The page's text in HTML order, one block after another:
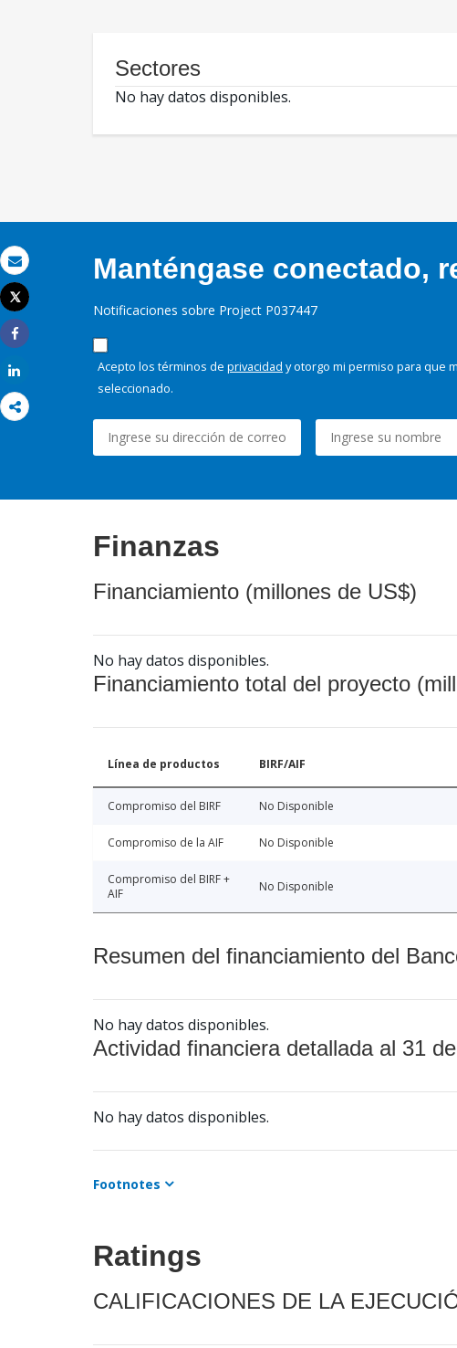
Correo electrónico
Imprimir
Tweet
Share
Sectores
No hay datos disponibles.
Manténgase conectado,
Notificaciones sobre Project P037447
Acepto los términos de privacidad y otorgo mi permiso para que
seleccionado.
Finanzas
Financiamiento (millones de US$)
No hay datos disponibles.
Financiamiento total del proyecto
Línea de productos BIRF/AIF
Compromiso del BIRF No Disponible
Compromiso de la AIF No Disponible
Compromiso del BIRF +
AIF
No Disponible
Resumen del financiamiento del
No hay datos disponibles.
Actividad financiera detallada al 31
No hay datos disponibles.
Footnotes
Ratings
CALIFICACIONES DE LA